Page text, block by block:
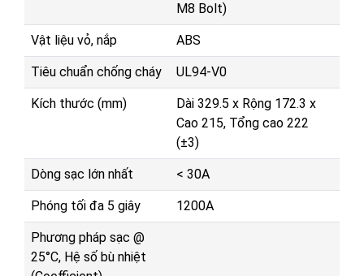
M8 Bolt)
Vật liệu vỏ, nắp ABS
Tiêu chuẩn chống cháy UL94-V0
Kích thước (mm)
Dài 329.5 x Rộng 172.3 x
Cao 215, Tổng cao 222
(±3)
Dòng sạc lớn nhất < 30A
Phóng tối đa 5 giây 1200A
Phương pháp sạc @
25°C, Hệ số bù nhiệt